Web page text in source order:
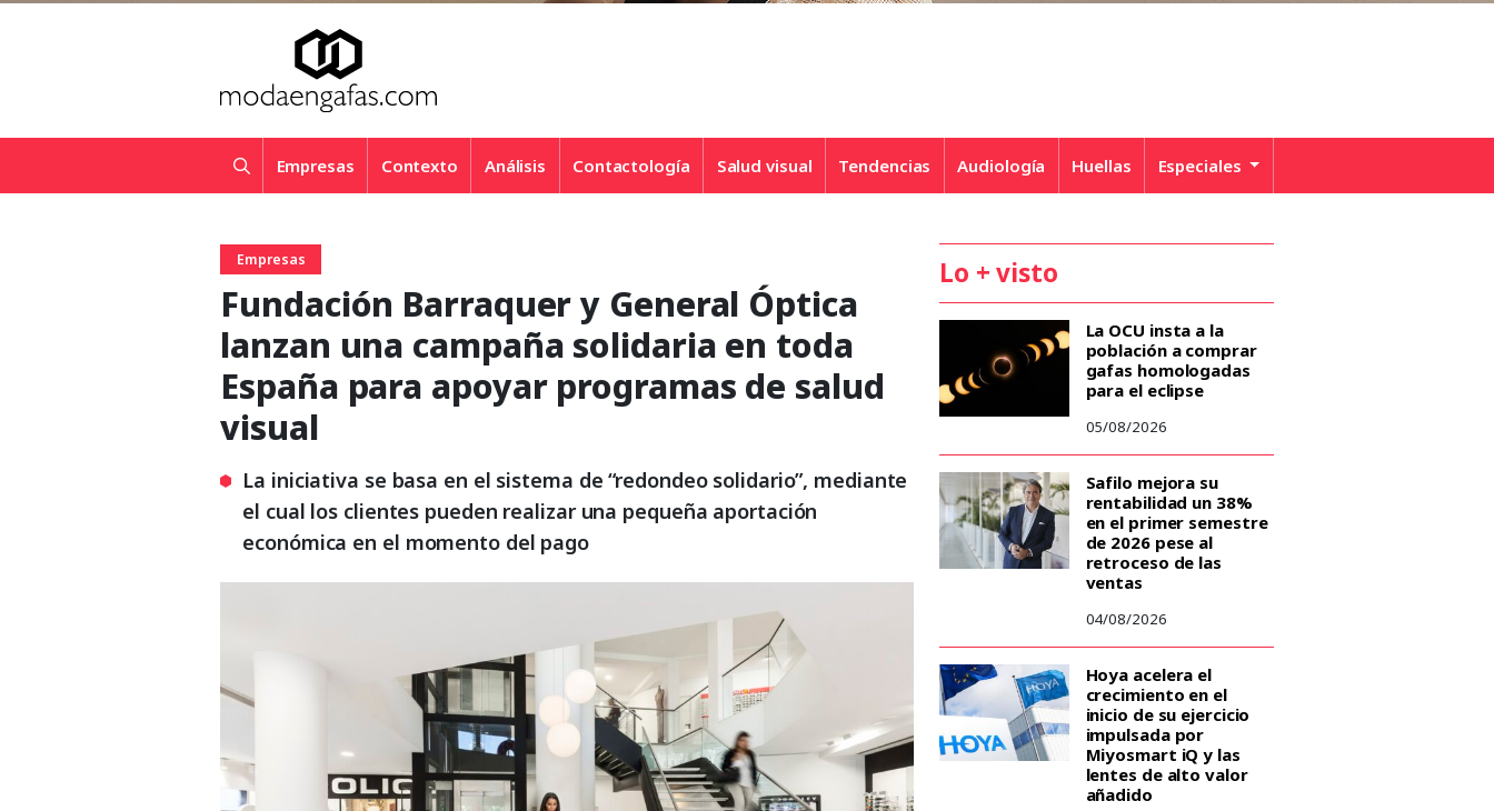
Empresas Contexto Análisis Contactología Salud visual Tendencias Audiología Huellas Especiales
Empresas
Fundación Barraquer y General Óptica
lanzan una campaña solidaria en toda
España para apoyar programas de salud
visual
La iniciativa se basa en el sistema de “redondeo solidario”, mediante
el cual los clientes pueden realizar una pequeña aportación
económica en el momento del pago
Lo + visto
La OCU insta a la
población a comprar
gafas homologadas
para el eclipse
05/08/2026
Safilo mejora su
rentabilidad un 38%
en el primer semestre
de 2026 pese al
retroceso de las
ventas
04/08/2026
Hoya acelera el
crecimiento en el
inicio de su ejercicio
impulsada por
Miyosmart iQ y las
lentes de alto valor
añadido